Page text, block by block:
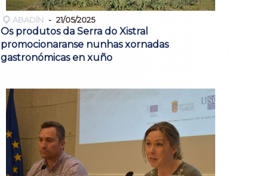
ABADÍN 21/05/2025
Os produtos da Serra do Xistral
promocionaranse nunhas xornadas
gastronómicas en xuño